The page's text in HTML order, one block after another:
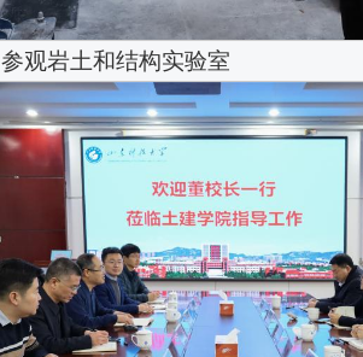
参观岩土和结构实验室